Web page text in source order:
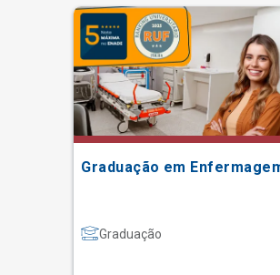
Graduação em
Graduação